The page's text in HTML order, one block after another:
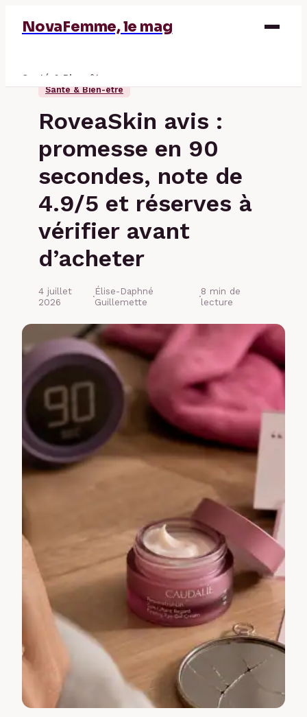
NovaFemme, le mag
Santé & Bien-être
Finance
Santé & Bien-être
RoveaSkin avis :
promesse en 90
secondes, note de
4.9/5 et réserves à
vérifier avant
d’acheter
4 juillet
2026
·Élise-Daphné
Guillemette
·8 min de
lecture